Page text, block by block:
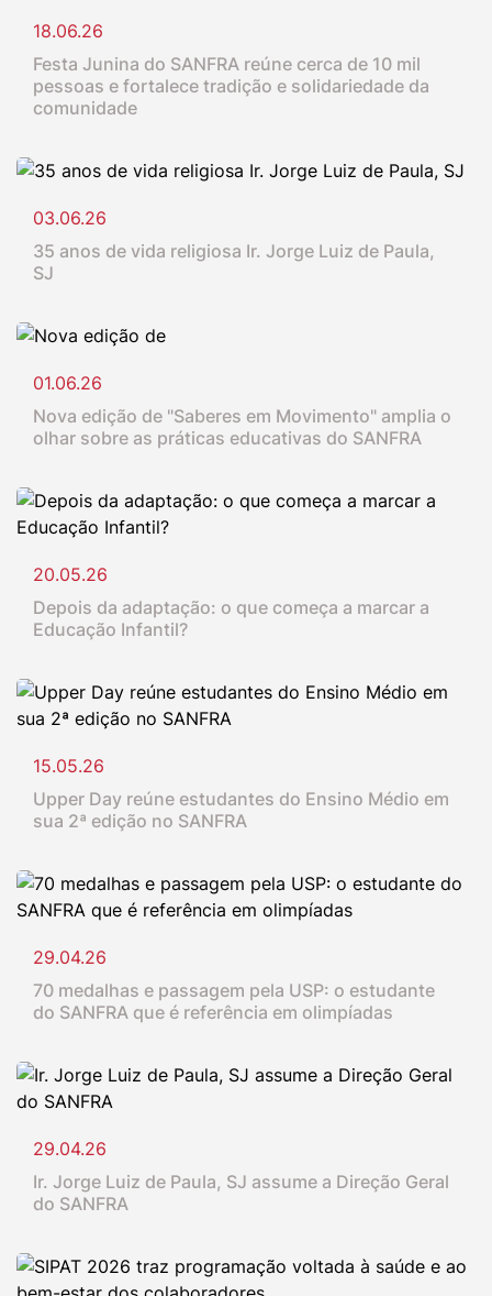
18.06.26
Festa Junina do SANFRA reúne cerca de 10 mil
pessoas e fortalece tradição e solidariedade da
comunidade
03.06.26
35 anos de vida religiosa Ir. Jorge Luiz de Paula,
SJ
01.06.26
Nova edição de "Saberes em Movimento" amplia o
olhar sobre as práticas educativas do SANFRA
20.05.26
Depois da adaptação: o que começa a marcar a
Educação Infantil?
15.05.26
Upper Day reúne estudantes do Ensino Médio em
sua 2ª edição no SANFRA
29.04.26
70 medalhas e passagem pela USP: o estudante
do SANFRA que é referência em olimpíadas
29.04.26
Ir. Jorge Luiz de Paula, SJ assume a Direção Geral
do SANFRA